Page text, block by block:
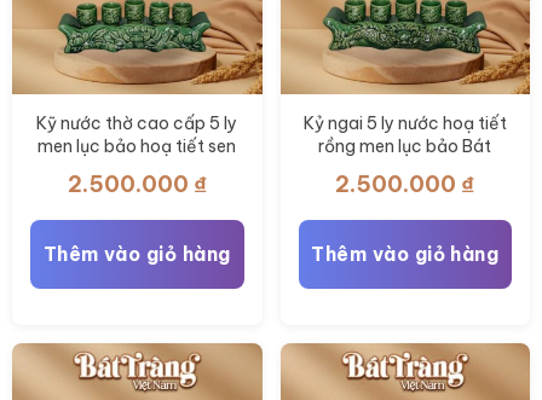
Kỹ nước thờ cao cấp 5 ly
men lục bảo hoạ tiết sen
2.500.000 ₫
Thêm vào giỏ hàng
Kỷ ngai 5 ly nước hoạ tiết
rồng men lục bảo Bát
2.500.000 ₫
Thêm vào giỏ hàng